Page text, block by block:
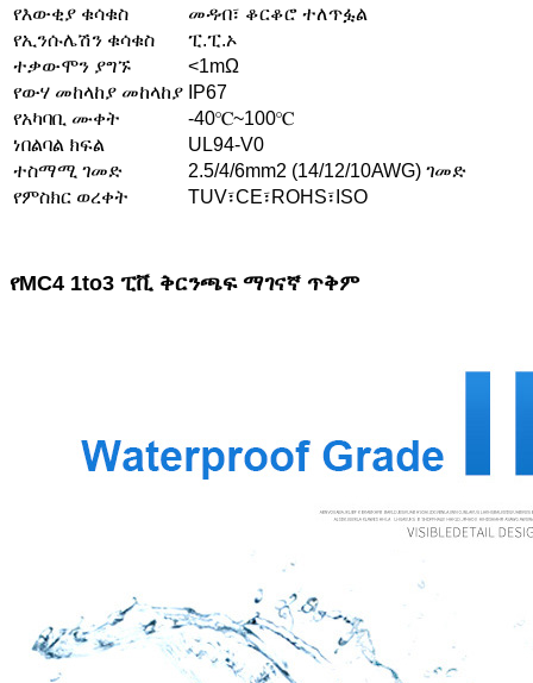
የእውቂያ ቁሳቁስ
መዳብ፣ ቆርቆሮ ተለጥፏል
የኢንሱሌሽን ቁሳቁስ
ፒ.ፒ.ኦ
ተቃውሞን ያግኙ
<1mΩ
የውሃ መከላከያ መከላከያ IP67
የአካባቢ ሙቀት
-40℃~100℃
ነበልባል ክፍል
UL94-V0
ተስማሚ ገመድ
2.5/4/6mm2 (14/12/10AWG) ገመድ
የምስክር ወረቀት
TUV፣CE፣ROHS፣ISO
የMC4 1to3 ፒቪ ቅርንጫፍ ማገናኛ ጥቅም